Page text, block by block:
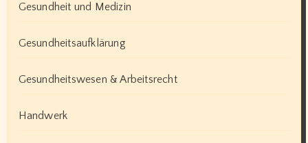
Gesundheit und Medizin
Gesundheitsaufklärung
Gesundheitswesen & Arbeitsrecht
Handwerk